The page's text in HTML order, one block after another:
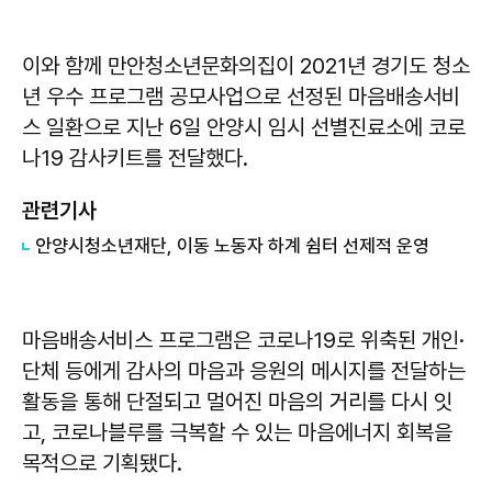
이와 함께 만안청소년문화의집이 2021년 경기도 청소
년 우수 프로그램 공모사업으로 선정된 마음배송서비
스 일환으로 지난 6일 안양시 임시 선별진료소에 코로
나19 감사키트를 전달했다.
관련기사
안양시청소년재단, 이동 노동자 하계 쉼터 선제적 운영
마음배송서비스 프로그램은 코로나19로 위축된 개인·
단체 등에게 감사의 마음과 응원의 메시지를 전달하는
활동을 통해 단절되고 멀어진 마음의 거리를 다시 잇
고, 코로나블루를 극복할 수 있는 마음에너지 회복을
목적으로 기획됐다.